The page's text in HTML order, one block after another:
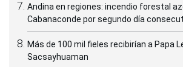
Andina en regiones: incendio forestal
Cabanaconde por segundo día
Más de 100 mil fieles recibirían a Papa
Sacsayhuaman